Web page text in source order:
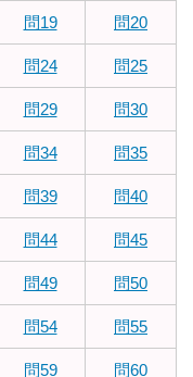
問19 問20
問24 問25
問29 問30
問34 問35
問39 問40
問44 問45
問49 問50
問54 問55
問59 問60